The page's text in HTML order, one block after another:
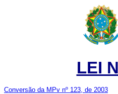
LEI
Conversão da MPv nº 123, de 2003